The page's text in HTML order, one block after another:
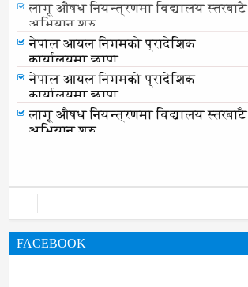
लागू औषध नियन्त्रणमा विद्यालय स्तरबाटै
अभियान शुरु
नेपाल आयल निगमको प्रादेशिक
कार्यालयमा छापा
नेपाल आयल निगमको प्रादेशिक
कार्यालयमा छापा
लागू औषध नियन्त्रणमा विद्यालय स्तरबाटै
अभियान शुरु
FACEBOOK